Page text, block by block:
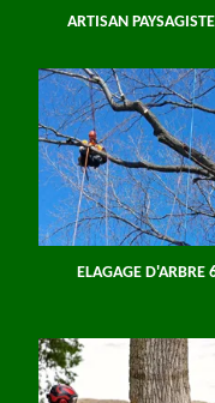
ARTISAN
ELAGAGE D'ARBRE